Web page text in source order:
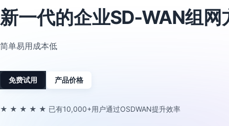
新一代的企业SD-WAN组网
简单易用成本低
免费试用 产品价格
★★★★★ 已有10,000+用户通过OSDWAN提升效率